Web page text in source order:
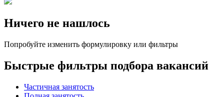
Ничего не нашлось
Попробуйте изменить формулировку или фильтры
Быстрые фильтры подбора вакансий
Частичная занятость